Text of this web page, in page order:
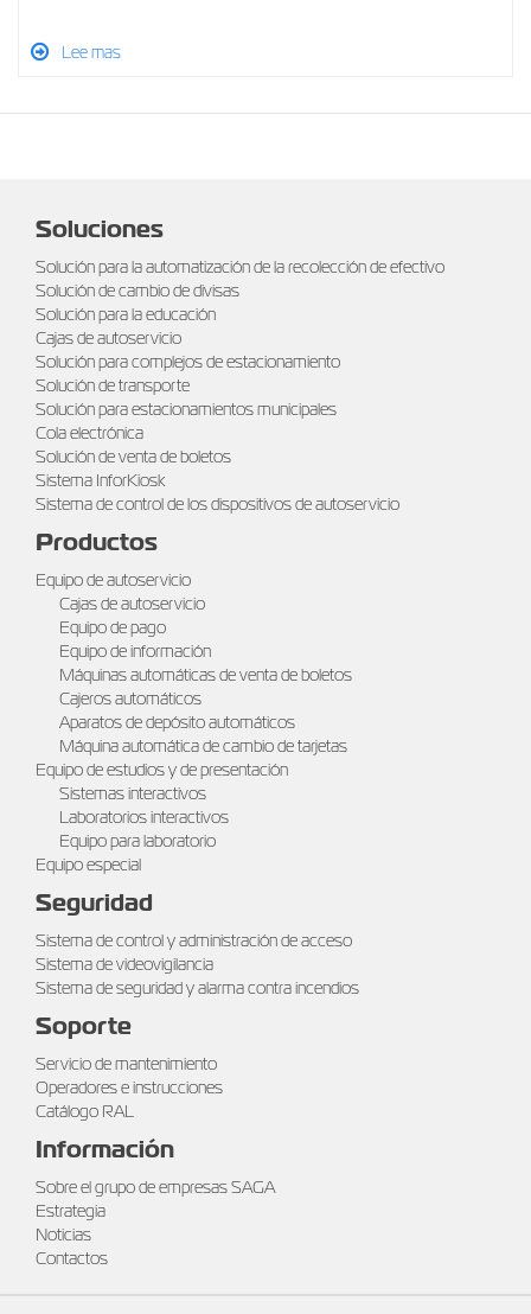
Lee mas
Soluciones
Solución para la automatización de la recolección de efectivo
Solución de cambio de divisas
Solución para la educación
Cajas de autoservicio
Solución para complejos de estacionamiento
Solución de transporte
Solución para estacionamientos municipales
Cola electrónica
Solución de venta de boletos
Sistema InforKiosk
Sistema de control de los dispositivos de autoservicio
Productos
Equipo de autoservicio
Cajas de autoservicio
Equipo de pago
Equipo de información
Máquinas automáticas de venta de boletos
Cajeros automáticos
Aparatos de depósito automáticos
Máquina automática de cambio de tarjetas
Equipo de estudios y de presentación
Sistemas interactivos
Laboratorios interactivos
Equipo para laboratorio
Equipo especial
Seguridad
Sistema de control y administración de acceso
Sistema de videovigilancia
Sistema de seguridad y alarma contra incendios
Soporte
Servicio de mantenimiento
Operadores e instrucciones
Catálogo RAL
Información
Sobre el grupo de empresas SAGA
Estrategia
Noticias
Contactos